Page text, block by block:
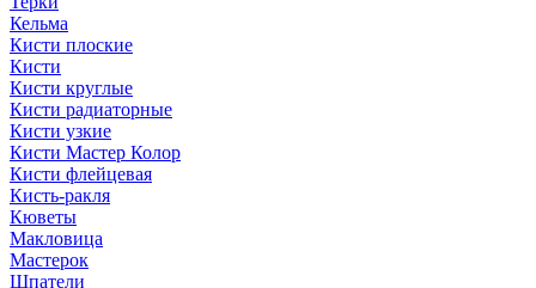
Кельма
Кисти плоские
Кисти
Кисти круглые
Кисти радиаторные
Кисти узкие
Кисти Мастер Колор
Кисти флейцевая
Кисть-ракля
Кюветы
Макловица
Мастерок
Шпатели